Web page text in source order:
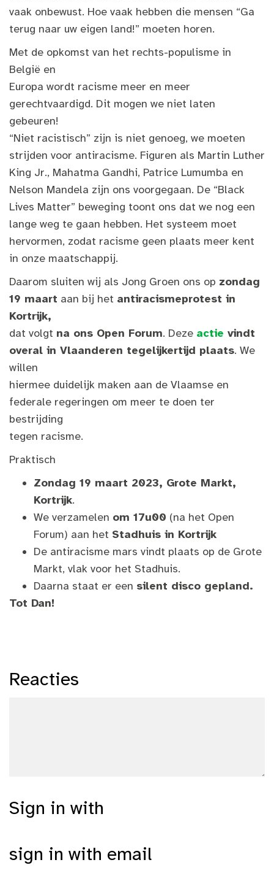
vaak onbewust. Hoe vaak hebben die mensen “Ga
terug naar uw eigen land!” moeten horen.
Met de opkomst van het rechts-populisme in
België en
Europa wordt racisme meer en meer
gerechtvaardigd. Dit mogen we niet laten
gebeuren!
“Niet racistisch” zijn is niet genoeg, we moeten
strijden voor antiracisme. Figuren als Martin Luther
King Jr., Mahatma Gandhi, Patrice Lumumba en
Nelson Mandela zijn ons voorgegaan. De “Black
Lives Matter” beweging toont ons dat we nog een
lange weg te gaan hebben. Het systeem moet
hervormen, zodat racisme geen plaats meer kent
in onze maatschappij.
Daarom sluiten wij als Jong Groen ons op zondag
19 maart aan bij het antiracismeprotest in
Kortrijk,
dat volgt na ons Open Forum. Deze actie vindt
overal in Vlaanderen tegelijkertijd plaats. We
willen
hiermee duidelijk maken aan de Vlaamse en
federale regeringen om meer te doen ter
bestrijding
tegen racisme.
Praktisch
Zondag 19 maart 2023, Grote Markt,
Kortrijk.
We verzamelen om 17u00 (na het Open
Forum) aan het Stadhuis in Kortrijk
De antiracisme mars vindt plaats op de Grote
Markt, vlak voor het Stadhuis.
Daarna staat er een silent disco gepland.
Tot Dan!
Reacties
Sign in with
sign in with email